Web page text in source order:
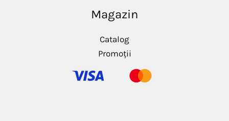
Magazin
Catalog
Promoții